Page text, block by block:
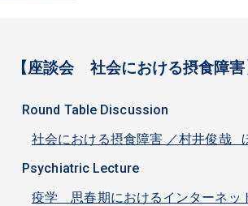
【座談会 社会における摂食障害
Round Table Discussion
社会における摂食障害 ／村井俊哉
Psychiatric Lecture
疫学 思春期におけるインターネッ